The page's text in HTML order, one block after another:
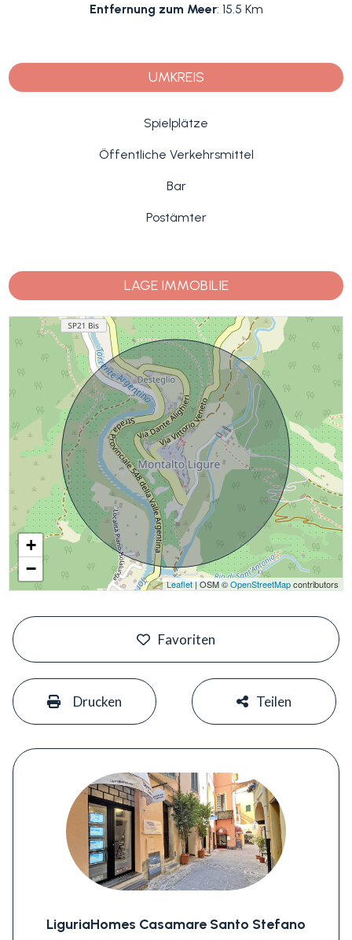
Entfernung zum Meer: 15.5 Km
UMKREIS
Spielplätze
Öffentliche Verkehrsmittel
Bar
Postämter
LAGE IMMOBILIE
+
−
Leaflet| OSM ©OpenStreetMapcontributors
Favoriten
Drucken Teilen
LiguriaHomes Casamare Santo Stefano